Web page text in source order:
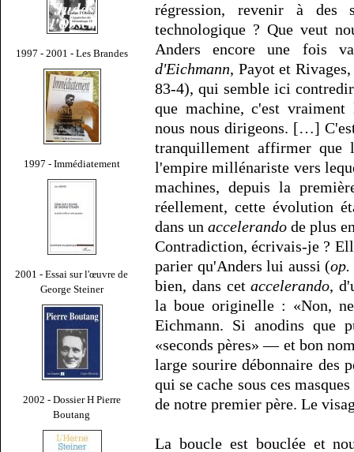
1997 - 2001 - Les Brandes
1997 - Immédiatement
2001 - Essai sur l'œuvre de
George Steiner
2002 - Dossier H Pierre
Boutang
régression, revenir à des
technologique ? Que veut
Anders encore une fois
d'Eichmann, Payot et
83-4), qui semble ici
que machine, c'est
nous nous dirigeons. […]
tranquillement affirmer que
l'empire millénariste vers
machines, depuis la
réellement, cette évolution
dans un accelerando de plus
Contradiction, écrivais-je ?
parier qu'Anders lui aussi (
bien, dans cetaccelerando,
la boue originelle : «Non,
Eichmann. Si anodins que
«seconds pères» — et bon
large sourire débonnaire des
qui se cache sous ces
de notre premier père. Le
La boucle est bouclée et